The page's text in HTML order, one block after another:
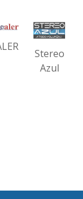
Stereo
Azul